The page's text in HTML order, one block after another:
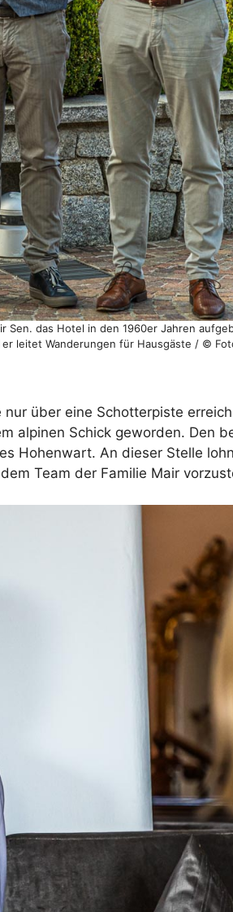
Sen. das Hotel in den 1960er Jahren
leitet Wanderungen für Hausgäste / ©
über eine Schotterpiste
alpinen Schick geworden. Den
Hohenwart. An dieser Stelle
Team der Familie Mair